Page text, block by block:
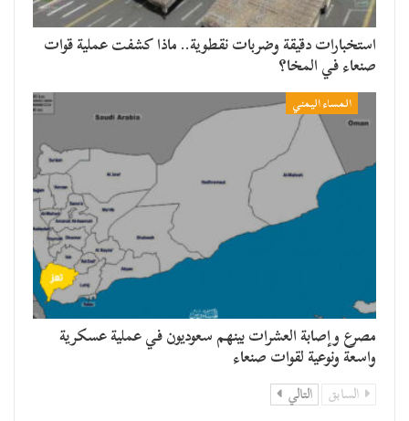
استخبارات دقيقة وضربات نقطوية.. ماذا كشفت عملية قوات
صنعاء في المخا؟
المساء اليمني
مصرع وإصابة العشرات بينهم سعوديون في عملية عسكرية
واسعة ونوعية لقوات صنعاء
السابق التالي